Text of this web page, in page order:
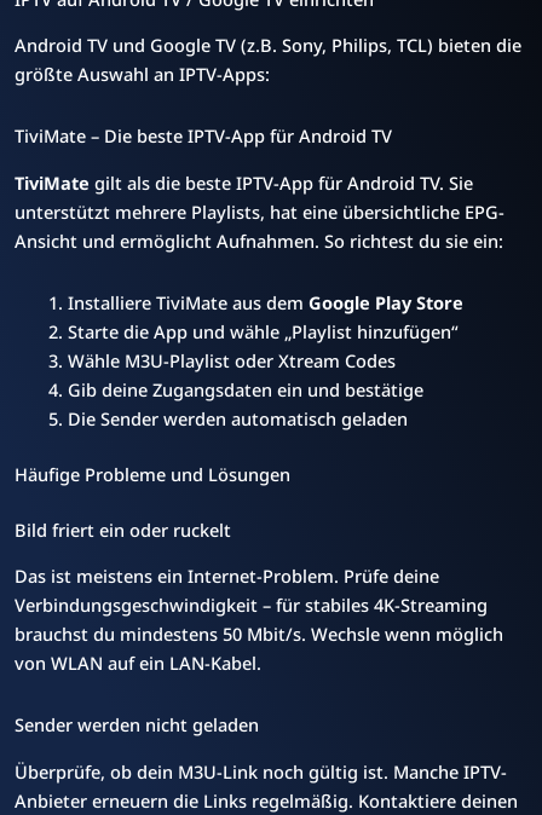
Android TV und Google TV (z.B. Sony, Philips, TCL) bieten die
größte Auswahl an IPTV-Apps:
TiviMate – Die beste IPTV-App für Android TV
TiviMate gilt als die beste IPTV-App für Android TV. Sie
unterstützt mehrere Playlists, hat eine übersichtliche EPG-
Ansicht und ermöglicht Aufnahmen. So richtest du sie ein:
Installiere TiviMate aus dem Google Play Store
Starte die App und wähle „Playlist hinzufügen“
Wähle M3U-Playlist oder Xtream Codes
Gib deine Zugangsdaten ein und bestätige
Die Sender werden automatisch geladen
Häufige Probleme und Lösungen
Bild friert ein oder ruckelt
Das ist meistens ein Internet-Problem. Prüfe deine
Verbindungsgeschwindigkeit – für stabiles 4K-Streaming
brauchst du mindestens 50 Mbit/s. Wechsle wenn möglich
von WLAN auf ein LAN-Kabel.
Sender werden nicht geladen
Überprüfe, ob dein M3U-Link noch gültig ist. Manche IPTV-
Anbieter erneuern die Links regelmäßig. Kontaktiere deinen